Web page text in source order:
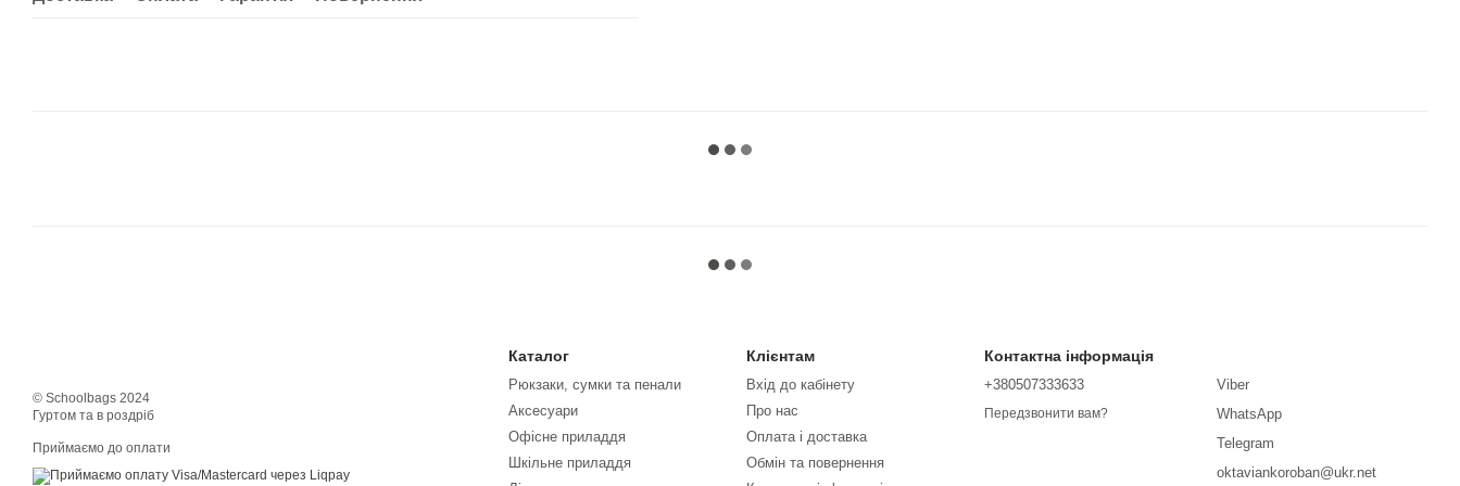
© Schoolbags 2024
Гуртом та в роздріб
Приймаємо до оплати
Каталог
Рюкзаки, сумки та пенали
Аксесуари
Офісне приладдя
Шкільне приладдя
Клієнтам
Вхід до кабінету
Про нас
Оплата і доставка
Обмін та повернення
Контактна інформація
+380507333633
Передзвонити вам?
Viber
WhatsApp
Telegram
oktaviankoroban@ukr.net